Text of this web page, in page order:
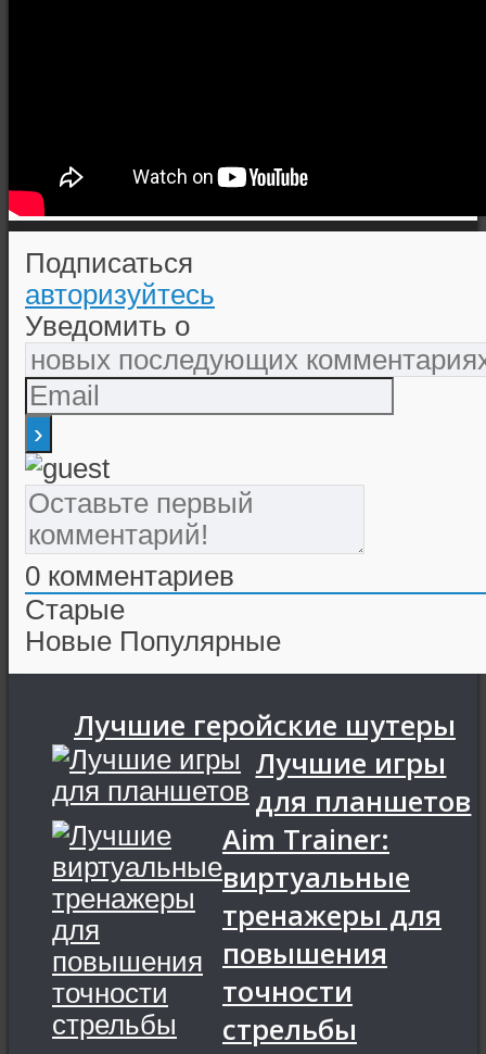
Подписаться
авторизуйтесь
Уведомить о
0 комментариев
Старые
Новые Популярные
Лучшие геройские шутеры
Лучшие игры
для планшетов
Aim Trainer:
виртуальные
тренажеры для
повышения
точности
стрельбы